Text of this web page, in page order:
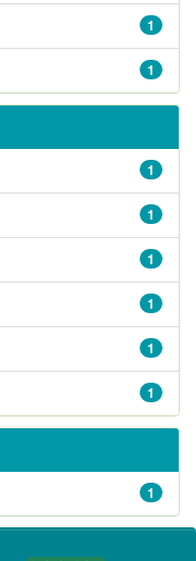
1
1
1
1
1
1
1
1
1